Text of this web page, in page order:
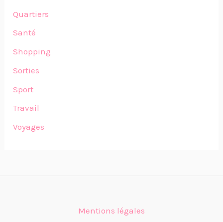
Quartiers
Santé
Shopping
Sorties
Sport
Travail
Voyages
Mentions légales